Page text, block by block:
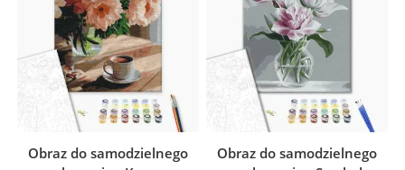
Obraz do samodzielnego
Obraz do samodzielnego